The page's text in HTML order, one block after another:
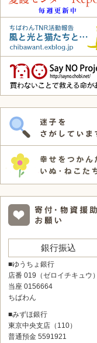
銀行振込
■ゆうちょ銀行
店番 019（ゼロイチキュウ）
当座 0156664
ちばわん
■みずほ銀行
東京中央支店（110）
普通預金 5591921